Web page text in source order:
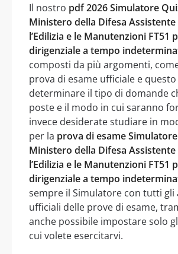
Il nostro pdf 2026 Simulatore
Ministero della Difesa
l’Edilizia e le Manutenzioni FT51
dirigenziale a tempo
composti da più argomenti,
prova di esame ufficiale e
determinare il tipo di domande
poste e il modo in cui saranno
invece desiderate studiare in
per la prova di esame
Ministero della Difesa
l’Edilizia e le Manutenzioni FT51
dirigenziale a tempo
sempre il Simulatore con tutti gli
ufficiali delle prove di esame,
anche possibile impostare solo
cui volete esercitarvi.